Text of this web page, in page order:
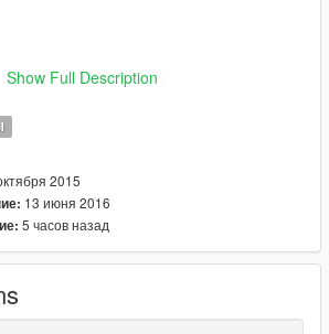
IV in order to use this.
loads objects, I load it with GTA Map
mods.com/scripts/map-editor
Show Full Description
2015
13 июня 2016
5 часов назад